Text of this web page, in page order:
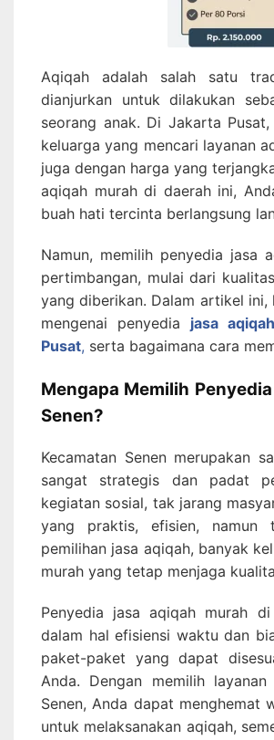
Aqiqah adalah salah satu
dianjurkan untuk dilakukan
seorang anak. Di Jakarta
keluarga yang mencari layanan
juga dengan harga yang
aqiqah murah di daerah ini,
buah hati tercinta berlangsung
Namun, memilih penyedia jasa
pertimbangan, mulai dari
yang diberikan. Dalam artikel
mengenai penyedia jasa
Pusat, serta bagaimana cara
Mengapa Memilih
Senen?
Kecamatan Senen merupakan
sangat strategis dan padat
kegiatan sosial, tak jarang
yang praktis, efisien, namun
pemilihan jasa aqiqah, banyak
murah yang tetap menjaga
Penyedia jasa aqiqah murah
dalam hal efisiensi waktu dan
paket-paket yang dapat
Anda. Dengan memilih
Senen, Anda dapat menghemat
untuk melaksanakan aqiqah,